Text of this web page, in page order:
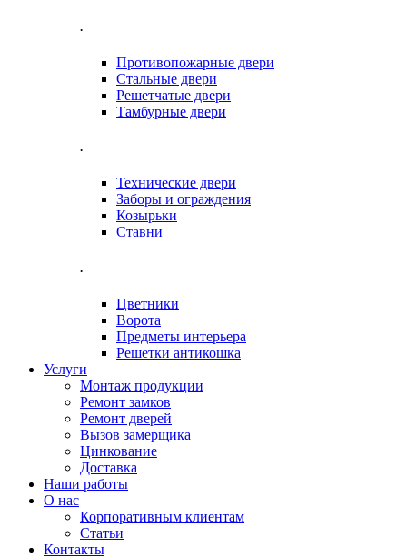
.
Противопожарные двери
Стальные двери
Решетчатые двери
Тамбурные двери
.
Технические двери
Заборы и ограждения
Козырьки
Ставни
.
Цветники
Ворота
Предметы интерьера
Решетки антикошка
Услуги
Монтаж продукции
Ремонт замков
Ремонт дверей
Вызов замерщика
Цинкование
Доставка
Наши работы
О нас
Корпоративным клиентам
Статьи
Контакты